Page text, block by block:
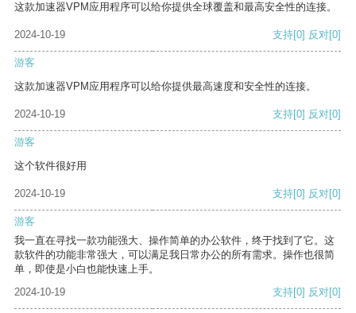
这款加速器VPM应用程序可以给你提供全球覆盖和最高安全性的连接。
2024-10-19 支持[0] 反对[0]
游客
这款加速器VPM应用程序可以给你提供最高速度和安全性的连接。
2024-10-19 支持[0] 反对[0]
游客
这个软件很好用
2024-10-19 支持[0] 反对[0]
游客
我一直在寻找一款功能强大、操作简单的办公软件，终于找到了它。这
款软件的功能非常强大，可以满足我日常办公的所有需求。操作也很简
单，即使是小白也能快速上手。
2024-10-19
支持[0] 反对[0]